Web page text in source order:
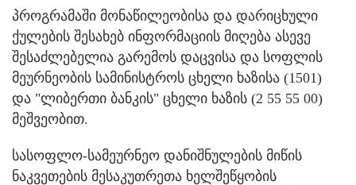
პროგრამაში მონაწილეობისა და დარიცხული
ქულების შესახებ ინფორმაციის მიღება ასევე
შესაძლებელია გარემოს დაცვისა და სოფლის
მეურნეობის სამინისტროს ცხელი ხაზისა (1501)
და "ლიბერთი ბანკის" ცხელი ხაზის (2 55 55 00)
მეშვეობით.
სასოფლო-სამეურნეო დანიშნულების მიწის
ნაკვეთების მესაკუთრეთა ხელშეწყობის